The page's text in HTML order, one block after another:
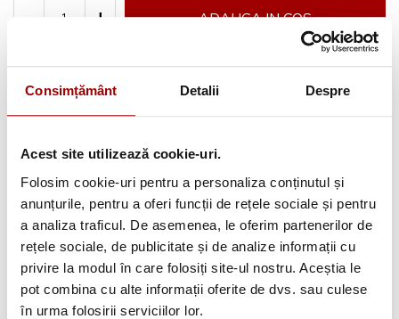
Consimțământ Detalii Despre
Acest site utilizează cookie-uri.
Folosim cookie-uri pentru a personaliza conținutul și
anunțurile, pentru a oferi funcții de rețele sociale și pentru
a analiza traficul. De asemenea, le oferim partenerilor de
rețele sociale, de publicitate și de analize informații cu
privire la modul în care folosiți site-ul nostru. Aceștia le
pot combina cu alte informații oferite de dvs. sau culese
în urma folosirii serviciilor lor.
+ ADAUGA IN COS
Cere informatii
Informatii conformitate produs
Avantajele tale:
Consultanta
profesionala